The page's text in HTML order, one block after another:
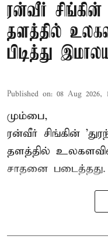
ரன்வீர் சிங்கின்
தளத்தில்
பிடித்து
Published on: 08 Aug 2026,
மும்பை,
ரன்வீர் சிங்கின்
தளத்தில்
சாதனை படைத்தது.